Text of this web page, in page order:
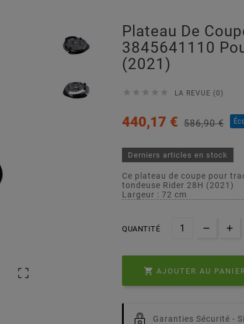

Plateau De
3845641110
(2021)
     LA REVUE (0)
440,17 € 586,90 €
Derniers articles en stock
Ce plateau de coupe pour
tondeuse Rider 28H (2021)
Largeur : 72 cm
QUANTITÉ
 AJOUTER AU
Garanties Sécurité -